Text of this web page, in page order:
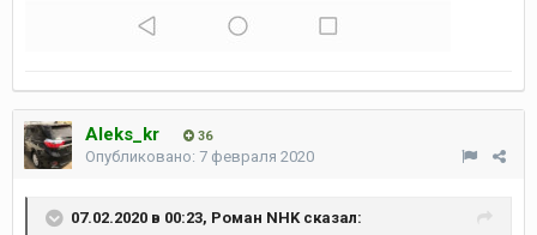
Aleks_kr 36
Опубликовано: 7 февраля 2020
07.02.2020 в 00:23, Роман NHK сказал: